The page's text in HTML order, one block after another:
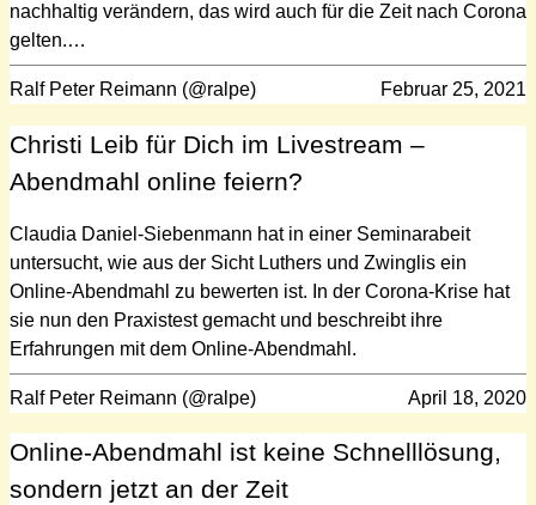
nachhaltig verändern, das wird auch für die Zeit nach Corona
gelten.…
Ralf Peter Reimann (@ralpe) Februar 25, 2021
Christi Leib für Dich im Livestream –
Abendmahl online feiern?
Claudia Daniel-Siebenmann hat in einer Seminarabeit
untersucht, wie aus der Sicht Luthers und Zwinglis ein
Online-Abendmahl zu bewerten ist. In der Corona-Krise hat
sie nun den Praxistest gemacht und beschreibt ihre
Erfahrungen mit dem Online-Abendmahl.
Ralf Peter Reimann (@ralpe) April 18, 2020
Online-Abendmahl ist keine Schnelllösung,
sondern jetzt an der Zeit